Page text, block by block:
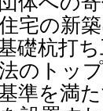
宅の新築
礎杭打
のトッ
準を満